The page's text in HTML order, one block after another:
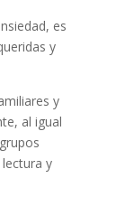
es
y
y
al igual
y